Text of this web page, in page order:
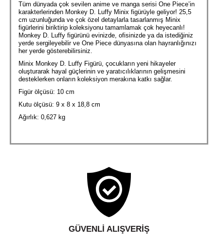
Tüm dünyada çok sevilen anime ve manga serisi One Piece’in
karakterlerinden Monkey D. Luffy Minix figürüyle geliyor! 25,5
cm uzunluğunda ve çok özel detaylarla tasarlanmış Minix
figürlerini biriktirip koleksiyonu tamamlamak çok heyecanlı!
Monkey D. Luffy figürünü evinizde, ofisinizde ya da istediğiniz
yerde sergileyebilir ve One Piece dünyasına olan hayranlığınızı
her yerde gösterebilirsiniz.
Minix Monkey D. Luffy Figürü, çocukların yeni hikayeler
oluşturarak hayal güçlerinin ve yaratıcılıklarının gelişmesini
desteklerken onların koleksiyon merakına katkı sağlar.
Figür ölçüsü: 10 cm
Kutu ölçüsü: 9 x 8 x 18,8 cm
Ağırlık: 0,627 kg
GÜVENLI ALIŞVERIŞ